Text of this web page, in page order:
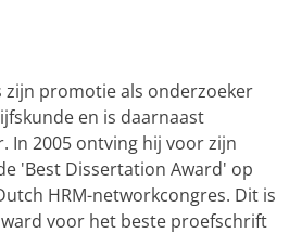
zijn promotie als onderzoeker
en is daarnaast
In 2005 ontving hij voor zijn
'Best Dissertation Award' op
HRM-networkcongres. Dit is
voor het beste proefschrift